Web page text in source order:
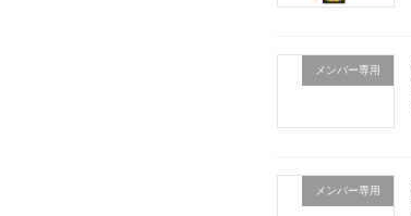
メンバー専用
メンバー専用